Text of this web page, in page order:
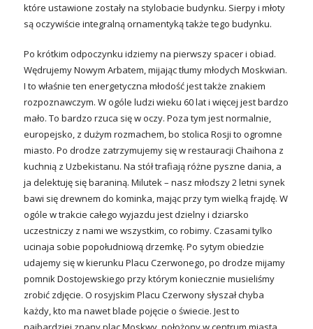
które ustawione zostały na stylobacie budynku. Sierpy i młoty
są oczywiście integralną ornamentyką także tego budynku.
Po krótkim odpoczynku idziemy na pierwszy spacer i obiad.
Wędrujemy Nowym Arbatem, mijając tłumy młodych Moskwian.
I to właśnie ten energetyczna młodość jest także znakiem
rozpoznawczym. W ogóle ludzi wieku 60 lat i więcej jest bardzo
mało. To bardzo rzuca się w oczy. Poza tym jest normalnie,
europejsko, z dużym rozmachem, bo stolica Rosji to ogromne
miasto. Po drodze zatrzymujemy się w restauracji Chaihona z
kuchnią z Uzbekistanu. Na stół trafiają różne pyszne dania, a
ja delektuję się baraniną. Milutek – nasz młodszy 2 letni synek
bawi się drewnem do kominka, mając przy tym wielką frajdę. W
ogóle w trakcie całego wyjazdu jest dzielny i dziarsko
uczestniczy z nami we wszystkim, co robimy. Czasami tylko
ucinaja sobie popołudniową drzemkę. Po sytym obiedzie
udajemy się w kierunku Placu Czerwonego, po drodze mijamy
pomnik Dostojewskiego przy którym koniecznie musieliśmy
zrobić zdjęcie. O rosyjskim Placu Czerwony słyszał chyba
każdy, kto ma nawet blade pojęcie o świecie. Jest to